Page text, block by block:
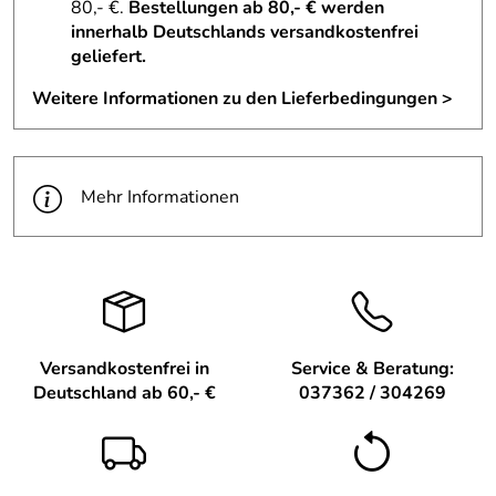
Maße: Länge 7,5 cm, Breite 3,5 cm, Höhe 17 cm
Farbe: Bunt lackiert
Spielzeugart: Clipfigur
Altersempfehlung: Ab 3 Monate
80,- €. Bestellungen ab 80,- € werden
innerhalb Deutschlands versandkostenfrei
geliefert.
Weitere Informationen zu den Lieferbedingungen >
Mehr Informationen
Versandkostenfrei in
Deutschland ab 60,- €
Service & Beratung:
037362 / 304269